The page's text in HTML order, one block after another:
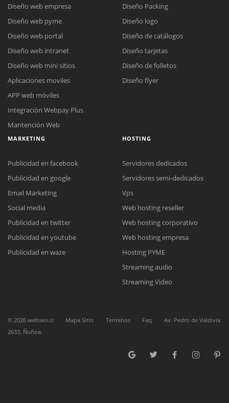
Reunión online
Nuestros ejecutivos le enviarán un correo electrónico con el enlace a
Meet para la reunión online.
Cotización
Complete el formulario y nos contactaremos a la brevedad.
Chat Online
para enviarnos un correo electrónico con sus datos personales.
Diseño web empresa
Diseño web pyme
Diseño web portal
Diseño web intranet
Diseño web mini sitios
Aplicaciones moviles
APP web móviles
Integración Webpay Plus
Mantención Web
Diseño Packing
Diseño logo
Diseño de catálogos
Diseño tarjetas
Diseño de folletos
Diseño flyer
MARKETING
Publicidad en facebook
Publicidad en google
Email Marketing
Social media
Publicidad en twitter
Publicidad en youtube
Publicidad en waze
HOSTING
Servidores dedicados
Servidores semi-dedicados
Vps
Web hosting reseller
Web hosting corporativo
Web hosting empresa
Hosting PYME
Streaming audio
Streaming Video
© 2026 webseo.cl Mapa Sitio Terminos Faq
Av. Pedro de Valdivia
2633, Ñuñoa.